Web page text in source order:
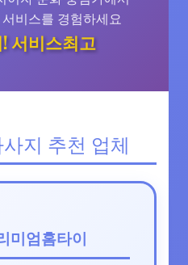
비스를 경험하세요
서비스최고
지 추천 업체
미엄홈타이